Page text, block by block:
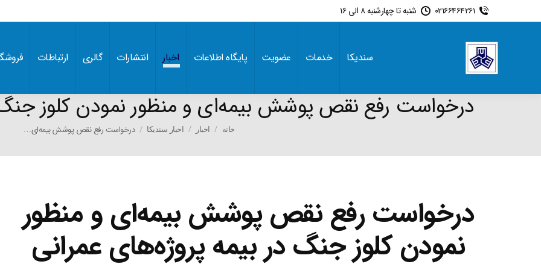
02166464261 شنبه تا چهارشنبه 8 الی 16
سندیکا خدمات عضویت پایگاه اطلاعات اخبار انتشارات گالری ارتباطات
درخواست رفع نقص پوشش بیمه‌ای و منظور نمودن کلوز جنگ
You are here:
خانه اخبار اخبار سندیکا درخواست رفع نقص پوشش بیمه‌ای…
درخواست رفع نقص پوشش بیمه‌ای و منظور
نمودن کلوز جنگ در بیمه پروژه‌های عمرانی